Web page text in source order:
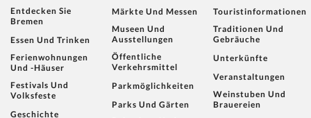
Entdecken Sie
Bremen
Essen Und Trinken
Ferienwohnungen
Und -häuser
Festivals Und
Volksfeste
Geschichte
Märkte Und Messen
Museen Und
Ausstellungen
Öffentliche
Verkehrsmittel
Parkmöglichkeiten
Parks Und Gärten
Touristinformationen
Traditionen Und
Gebräuche
Unterkünfte
Veranstaltungen
Weinstuben Und
Brauereien